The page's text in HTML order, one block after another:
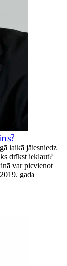
laikā jāiesniedz
drīkst iekļaut?
var pievienot
gada